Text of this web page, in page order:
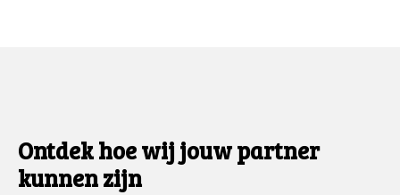
Ontdek hoe wij jouw partner
kunnen zijn